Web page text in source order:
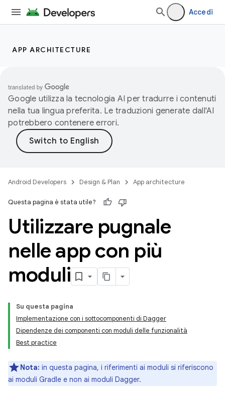
Accedi
APP ARCHITECTURE
Google utilizza la tecnologia AI per tradurre i contenuti
nella tua lingua preferita. Le traduzioni generate dall'AI
potrebbero contenere errori.
Android Developers Design & Plan App architecture
Questa pagina è stata utile?
Utilizzare pugnale
nelle app con più
moduli
Su questa pagina
Implementazione con i sottocomponenti di Dagger
Dipendenze dei componenti con moduli delle funzionalità
Best practice
Nota: in questa pagina, i riferimenti ai moduli si riferiscono
ai moduli Gradle e non ai moduli Dagger.